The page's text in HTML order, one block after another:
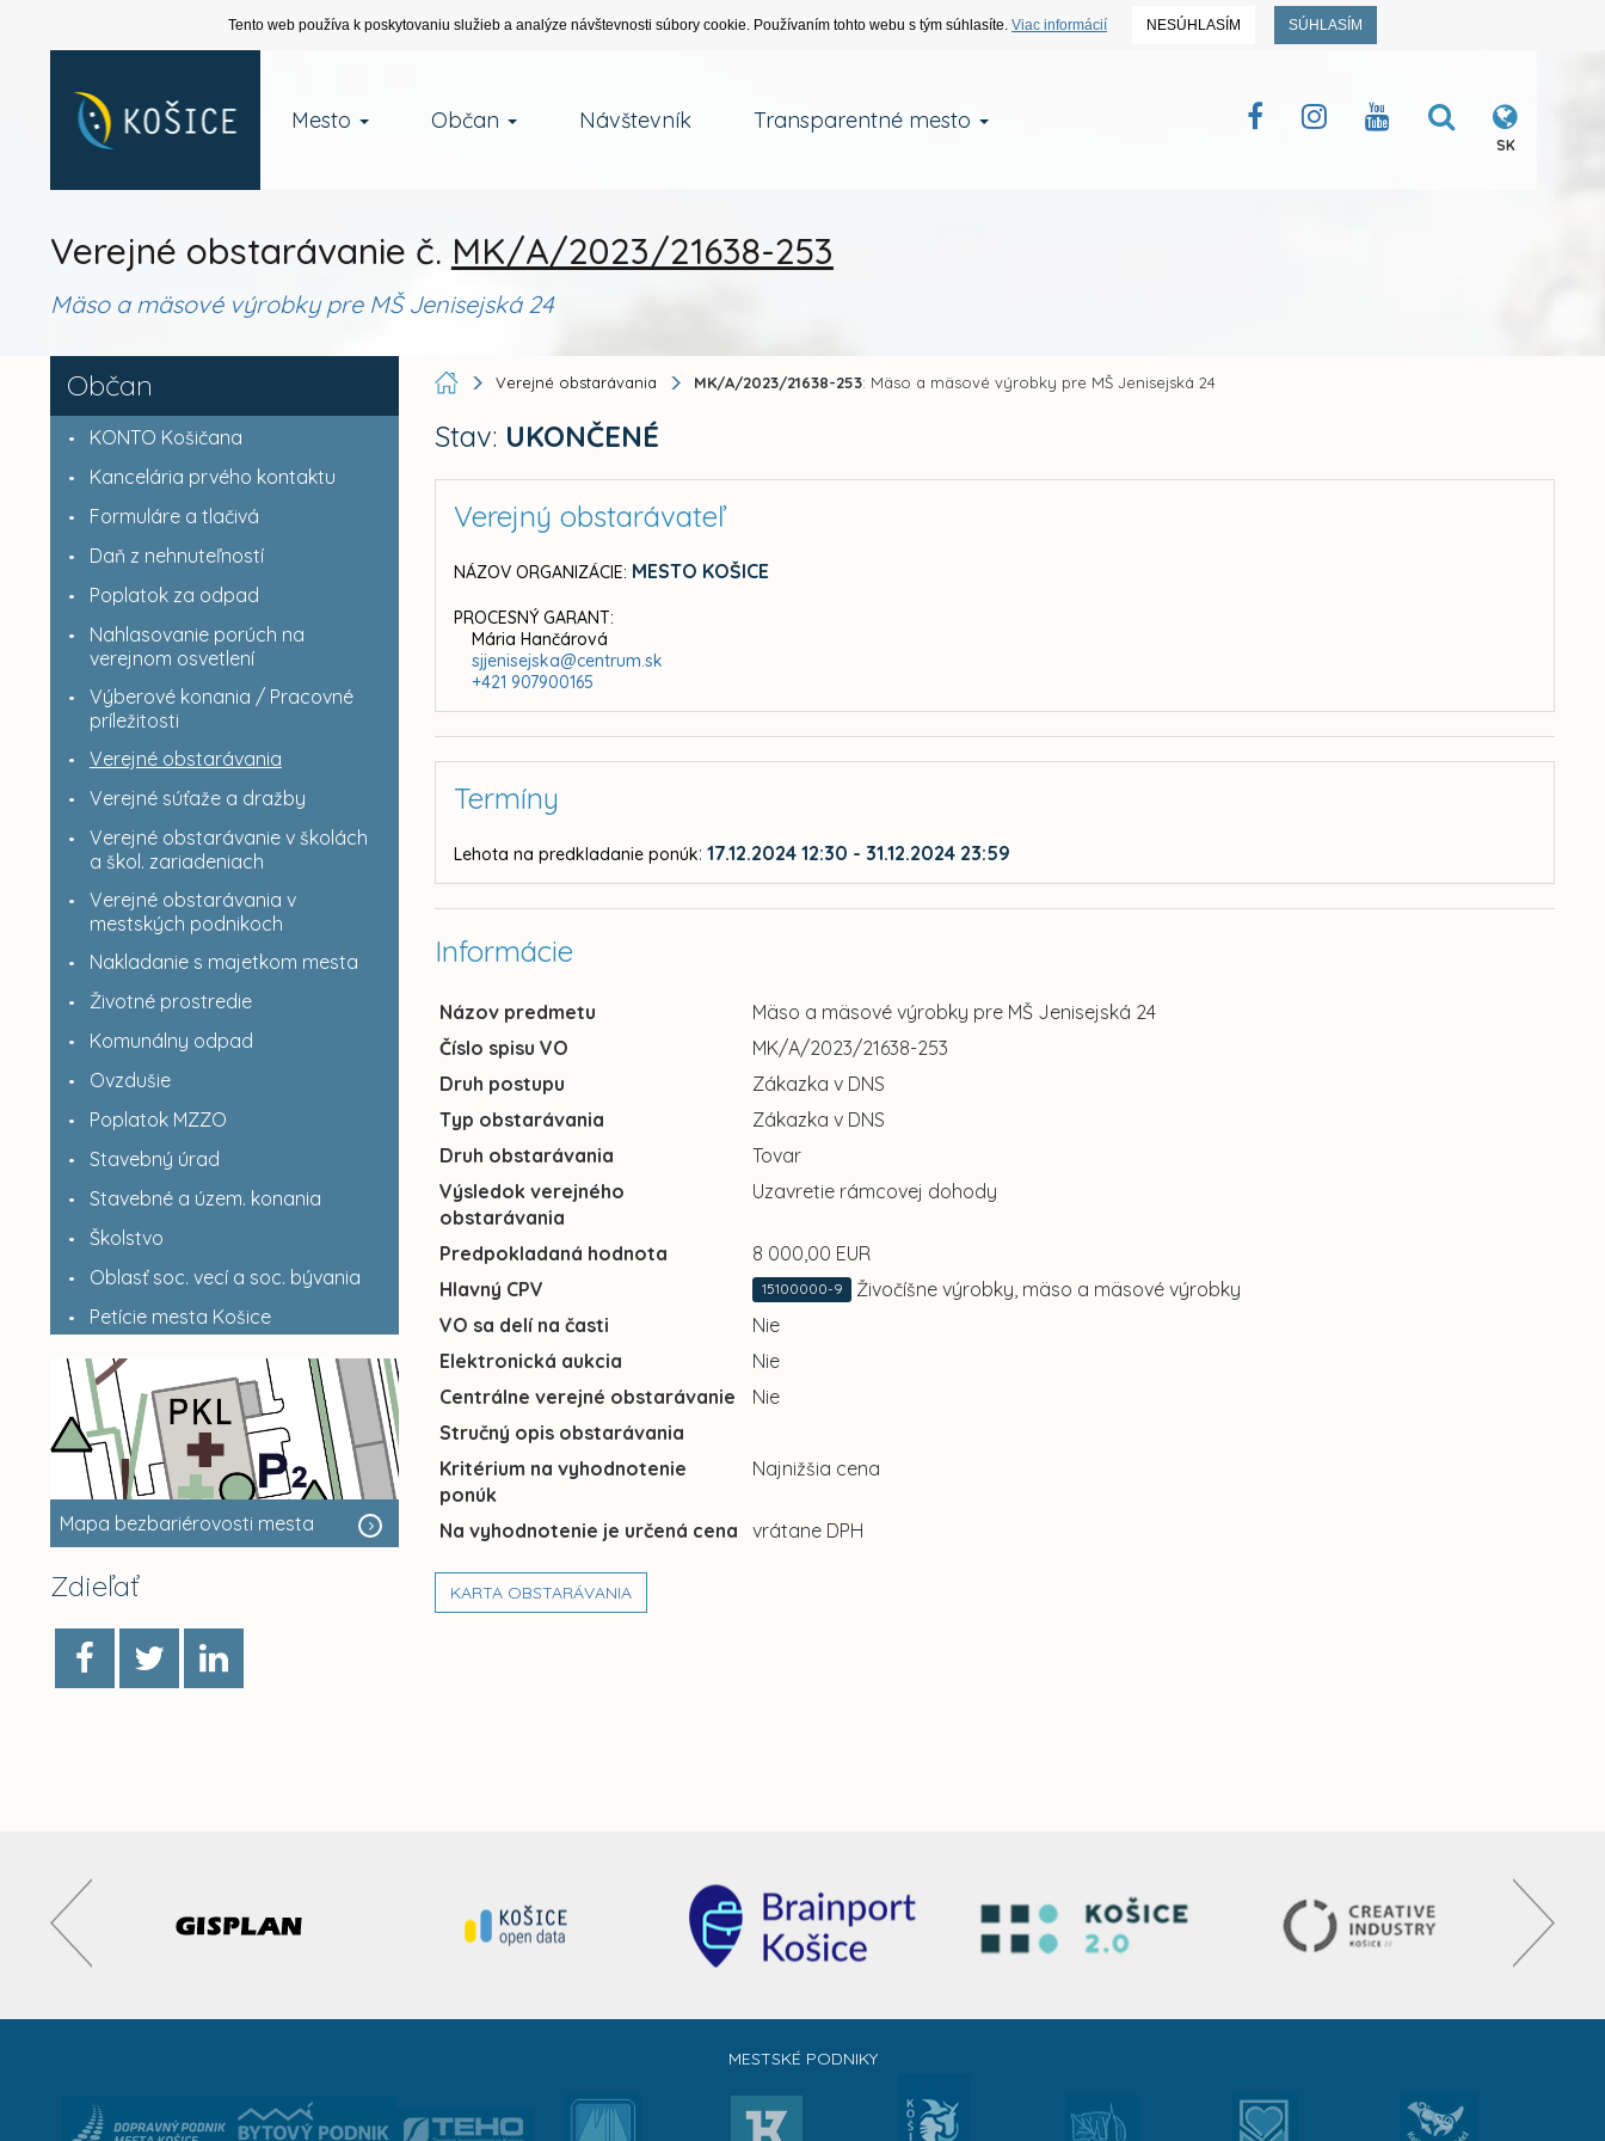
Tento web používa k poskytovaniu služieb a analýze návštevnosti súbory cookie. Používaním tohto webu s tým súhlasíte. Viac informácií NESÚHLASÍM SÚHLASÍM
Mesto Občan Návštevník Transparentné mesto
SK
Verejné obstarávanie č. MK/A/2023/21638-253
Mäso a mäsové výrobky pre MŠ Jenisejská 24
Občan
KONTO Košičana
Kancelária prvého kontaktu
Formuláre a tlačivá
Daň z nehnuteľností
Poplatok za odpad
Nahlasovanie porúch na
verejnom osvetlení
Výberové konania / Pracovné
príležitosti
Verejné obstarávania
Verejné súťaže a dražby
Verejné obstarávanie v školách
a škol. zariadeniach
Verejné obstarávania v
mestských podnikoch
Nakladanie s majetkom mesta
Životné prostredie
Komunálny odpad
Ovzdušie
Poplatok MZZO
Stavebný úrad
Stavebné a územ. konania
Školstvo
Oblasť soc. vecí a soc. bývania
Petície mesta Košice
Mapa bezbariérovosti mesta
Zdieľať
Verejné obstarávania MK/A/2023/21638-253: Mäso a mäsové výrobky pre MŠ Jenisejská 24
Stav: UKONČENÉ
Verejný obstarávateľ
NÁZOV ORGANIZÁCIE: MESTO KOŠICE
PROCESNÝ GARANT:
Mária Hančárová
sjjenisejska@centrum.sk
+421 907900165
Termíny
Lehota na predkladanie ponúk:17.12.2024 12:30 - 31.12.2024 23:59
Informácie
Názov predmetu
Mäso a mäsové výrobky pre MŠ Jenisejská 24
Číslo spisu VO
MK/A/2023/21638-253
Druh postupu
Zákazka v DNS
Typ obstarávania
Zákazka v DNS
Druh obstarávania
Tovar
Výsledok verejného
obstarávania
Uzavretie rámcovej dohody
Predpokladaná hodnota
8 000,00 EUR
Hlavný CPV
15100000-9
Živočíšne výrobky, mäso a mäsové výrobky
VO sa delí na časti
Nie
Elektronická aukcia
Nie
Centrálne verejné obstarávanie
Nie
Stručný opis obstarávania
Kritérium na vyhodnotenie
ponúk
Najnižšia cena
Na vyhodnotenie je určená cena vrátane DPH
KARTA OBSTARÁVANIA
MESTSKÉ PODNIKY